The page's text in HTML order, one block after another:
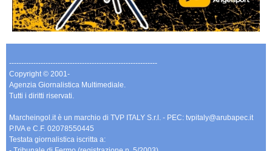
-------------------------------------------------------------
Copyright © 2001-
Agenzia Giornalistica Multimediale.
Tutti i diritti riservati.
Marcheingol.it è un marchio di TVP ITALY S.r.l. - PEC: tvpitaly@arubapec.it
P.IVA e C.F. 02078550445
Testata giornalistica iscritta a: